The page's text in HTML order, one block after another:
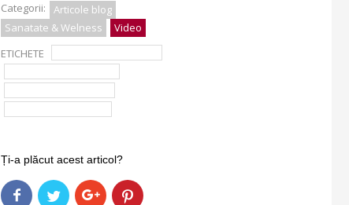
Categorii:
Articole blog
Sanatate & Welness
Video
ETICHETE
Ți-a plăcut acest articol?